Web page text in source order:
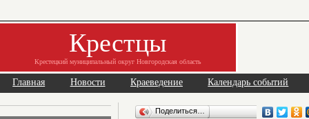
Крестцы
Крестецкий муниципальный округ Новгородская область
Главная Новости Краеведение Календарь событий
Поделиться…